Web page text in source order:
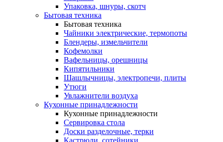
Упаковка, шнуры, скотч
Бытовая техника
Бытовая техника
Чайники электрические, термопоты
Блендеры, измельчители
Кофемолки
Вафельницы, орешницы
Кипятильники
Шашлычницы, электропечи, плиты
Утюги
Увлажнители воздуха
Кухонные принадлежности
Кухонные принадлежности
Сервировка стола
Доски разделочные, терки
Кастрюли, сотейники